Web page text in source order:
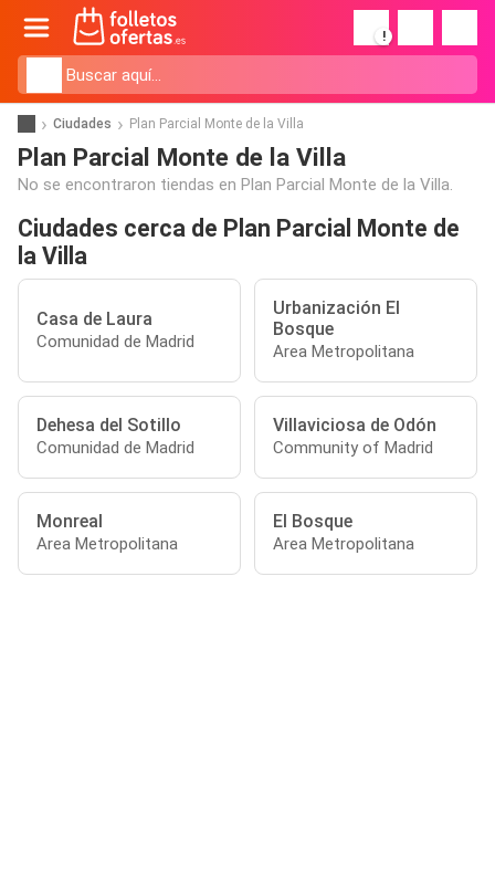
!
Ciudades Plan Parcial Monte de la Villa
Plan Parcial Monte de la Villa
No se encontraron tiendas en Plan Parcial Monte de la Villa.
Ciudades cerca de Plan Parcial Monte de
la Villa
Casa de Laura
Comunidad de Madrid
Urbanización El
Bosque
Area Metropolitana
Dehesa del Sotillo
Comunidad de Madrid
Villaviciosa de Odón
Community of Madrid
Monreal
Area Metropolitana
El Bosque
Area Metropolitana